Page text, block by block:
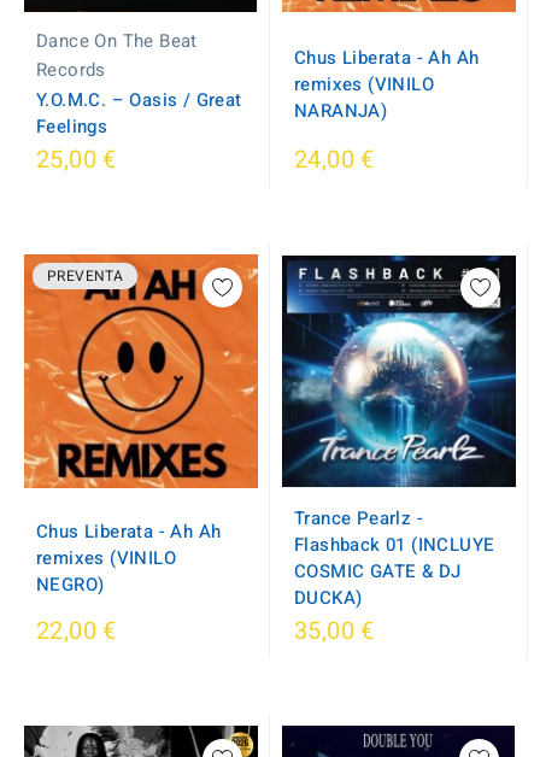
Dance On The Beat
Records
Y.O.M.C. – Oasis / Great
Feelings
25,00 €
Chus Liberata - Ah Ah
remixes (VINILO
NARANJA)
24,00 €
PREVENTA
Chus Liberata - Ah Ah
remixes (VINILO
NEGRO)
22,00 €
Trance Pearlz -
Flashback 01 (INCLUYE
COSMIC GATE & DJ
DUCKA)
35,00 €